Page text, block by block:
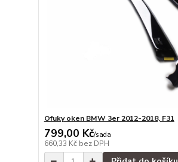
Ofuky oken BMW 3er 2012-2018, F31
799,00 Kč/sada
660,33 Kč bez DPH